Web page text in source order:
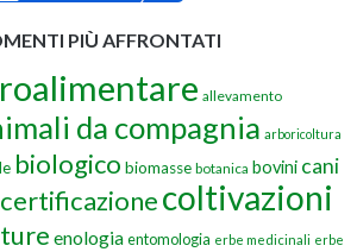
PIÙ AFFRONTATI
allevamento
da compagnia arboricoltura
biologico biomasse botanica bovini cani
certificazionecoltivazioni
enologiaentomologia erbe medicinali erbe